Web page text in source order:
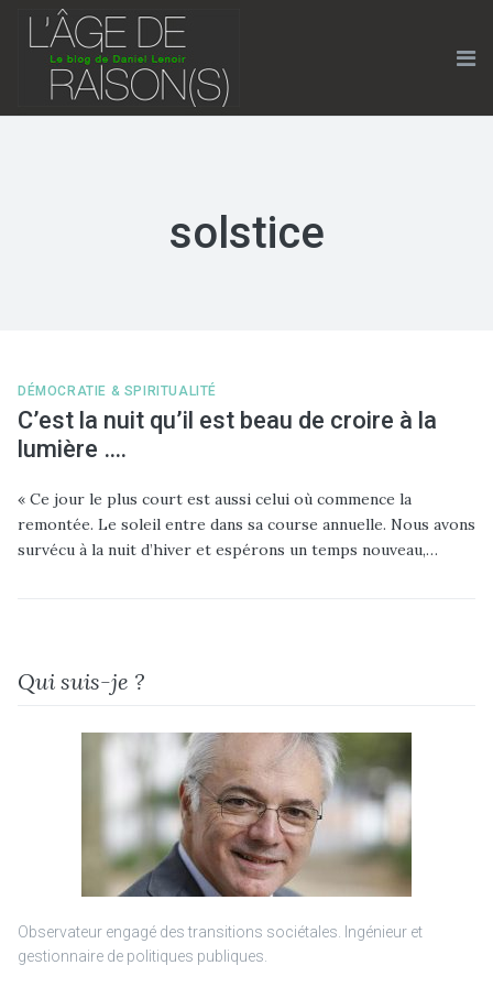
Skip
content
solstice
DÉMOCRATIE & SPIRITUALITÉ
C’est la nuit qu’il est beau de croire à la
lumière ….
« Ce jour le plus court est aussi celui où commence la
remontée. Le soleil entre dans sa course annuelle. Nous avons
survécu à la nuit d’hiver et espérons un temps nouveau,…
Qui suis-je ?
Observateur engagé des transitions sociétales. Ingénieur et
gestionnaire de politiques publiques.